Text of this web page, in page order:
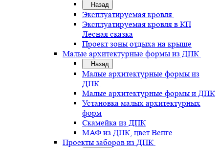
Назад
Эксплуатируемая кровля
Эксплуатируемая кровля в КП
Лесная сказка
Проект зоны отдыха на крыше
Малые архитектурные формы из ДПК
Назад
Малые архитектурные формы из
ДПК
Малые архитектурные формы и ДПК
Установка малых архитектурных
форм
Скамейка из ДПК
МАФ из ДПК, цвет Венге
Проекты заборов из ДПК